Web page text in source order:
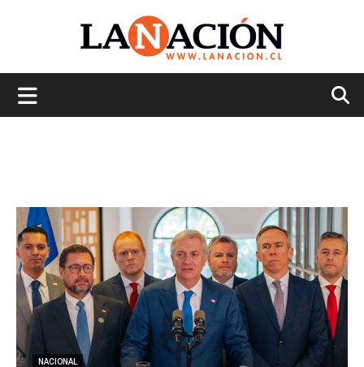
NACIONAL